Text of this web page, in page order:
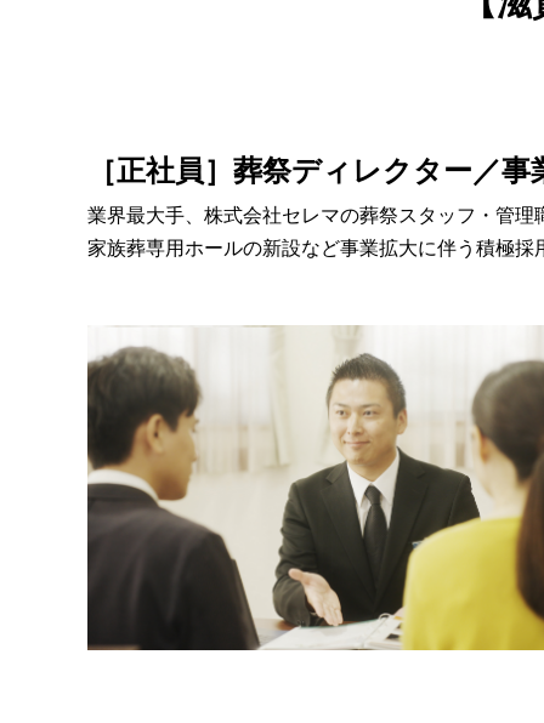
［正社員］葬祭ディレクター／
業界最大手、株式会社セレマの葬祭スタッフ・管理
家族葬専用ホールの新設など事業拡大に伴う積極採